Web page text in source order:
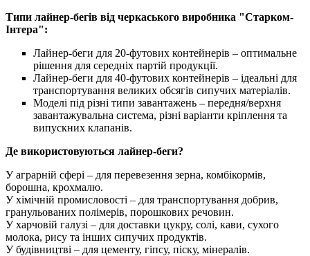
Типи лайнер-бегів від черкаського виробника "Старком-
Інтера":
Лайнер-беги для 20-футових контейнерів – оптимальне
рішення для середніх партій продукції.
Лайнер-беги для 40-футових контейнерів – ідеальні для
транспортування великих обсягів сипучих матеріалів.
Моделі під різні типи завантажень – передня/верхня
завантажувальна система, різні варіанти кріплення та
випускних клапанів.
Де використовуються лайнер-беги?
У аграрній сфері – для перевезення зерна, комбікормів,
борошна, крохмалю.
У хімічній промисловості – для транспортування добрив,
гранульованих полімерів, порошкових речовин.
У харчовій галузі – для доставки цукру, солі, кави, сухого
молока, рису та інших сипучих продуктів.
У будівництві – для цементу, гіпсу, піску, мінералів.